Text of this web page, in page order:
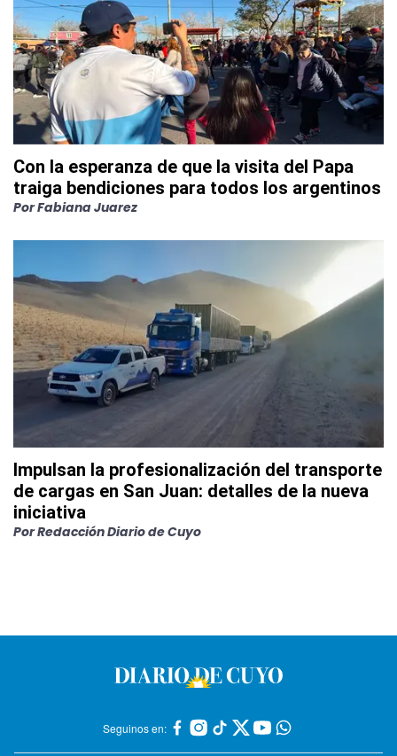
Con la esperanza de que la visita del Papa
traiga bendiciones para todos los argentinos
PorFabiana Juarez
Impulsan la profesionalización del transporte
de cargas en San Juan: detalles de la nueva
iniciativa
PorRedacción Diario de Cuyo
Seguinos en: